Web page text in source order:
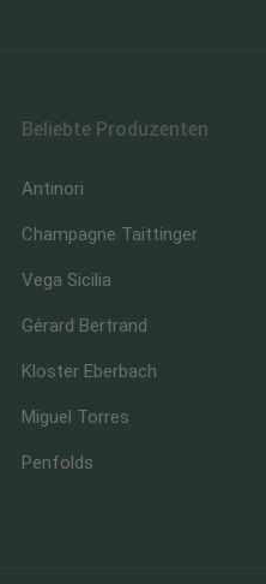
Beliebte Produzenten
Antinori
Champagne Taittinger
Vega Sicilia
Gérard Bertrand
Kloster Eberbach
Miguel Torres
Penfolds